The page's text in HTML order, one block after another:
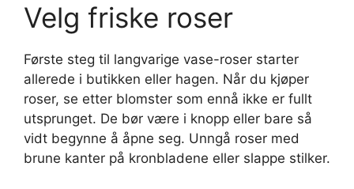
Velg friske roser
Første steg til langvarige vase-roser starter
allerede i butikken eller hagen. Når du kjøper
roser, se etter blomster som ennå ikke er fullt
utsprunget. De bør være i knopp eller bare så
vidt begynne å åpne seg. Unngå roser med
brune kanter på kronbladene eller slappe stilker.